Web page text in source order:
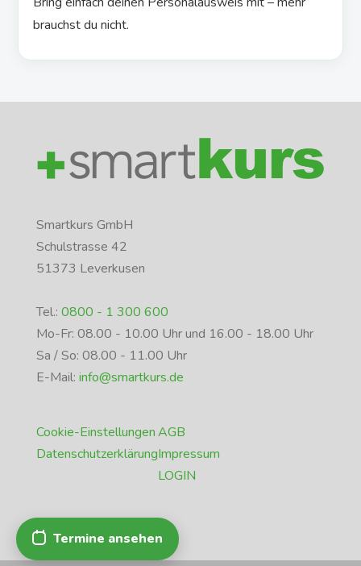
brauchst du nicht.
Termine ansehen
Smartkurs GmbH
Schulstrasse 42
51373 Leverkusen
Tel.: 0800 - 1 300 600
Mo-Fr: 08.00 - 10.00 Uhr und 16.00 - 18.00 Uhr
Sa / So: 08.00 - 11.00 Uhr
E-Mail: info@smartkurs.de
Cookie-Einstellungen
Datenschutzerklärung
AGB
Impressum
LOGIN